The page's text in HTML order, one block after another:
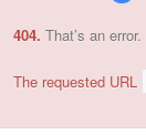
404. That’s an error.
The requested URL